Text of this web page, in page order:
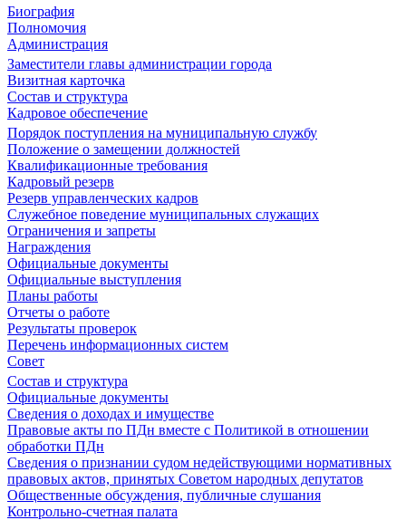
Биография
Полномочия
Администрация
Заместители главы администрации города
Визитная карточка
Состав и структура
Кадровое обеспечение
Порядок поступления на муниципальную службу
Положение о замещении должностей
Квалификационные требования
Кадровый резерв
Резерв управленческих кадров
Служебное поведение муниципальных служащих
Ограничения и запреты
Награждения
Официальные документы
Официальные выступления
Планы работы
Отчеты о работе
Результаты проверок
Перечень информационных систем
Совет
Состав и структура
Официальные документы
Сведения о доходах и имуществе
Правовые акты по ПДн вместе с Политикой в отношении
обработки ПДн
Сведения о признании судом недействующими нормативных
правовых актов, принятых Советом народных депутатов
Общественные обсуждения, публичные слушания
Контрольно-счетная палата